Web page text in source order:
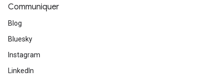
Communiquer
Blog
Bluesky
Instagram
LinkedIn